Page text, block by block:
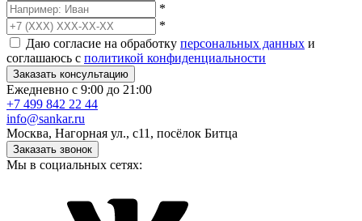
*
*
Даю согласие на обработку персональных данных и
соглашаюсь с политикой конфиденциальности
Заказать консультацию
Ежедневно с 9:00 до 21:00
+7 499 842 22 44
info@sankar.ru
Москва, Нагорная ул., с11, посёлок Битца
Заказать звонок
Мы в социальных сетях: